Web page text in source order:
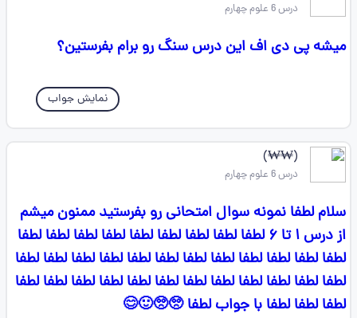
درس 6 علوم چهارم
میشه پی دی اف این درس سنگ رو برام بفرستین؟
نمایش جواب
(₩₩)
درس 6 علوم چهارم
سلام لطفا نمونه سوال امتحانی رو بفرستید ممنون میشم
از درس ۱ تا ۶ لطفا لطفا لطفا لطفا لطفا لطفا لطفا لطفا لطفا
لطفا لطفا لطفا لطفا لطفا لطفا لطفا لطفا لطفا لطفا لطفا لطفا
لطفا لطفا لطفا لطفا لطفا لطفا لطفا لطفا لطفا لطفا لطفا لطفا
لطفا لطفا لطفا با جواب لطفا 🥺🥺🙂😊